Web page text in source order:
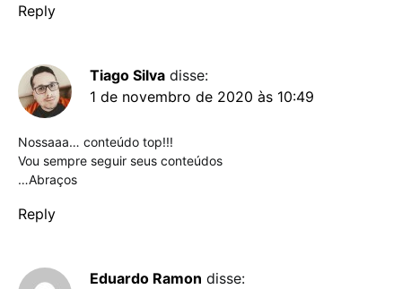
Reply
Tiago Silva disse:
1 de novembro de 2020 às 10:49
Nossaaa… conteúdo top!!!
Vou sempre seguir seus conteúdos
…Abraços
Reply
Eduardo Ramon disse: